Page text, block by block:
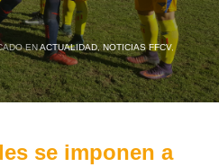
ENACTUALIDAD,NOTICIAS FFCV,
se imponen a